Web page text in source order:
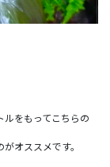
をもってこちらの
オススメです。